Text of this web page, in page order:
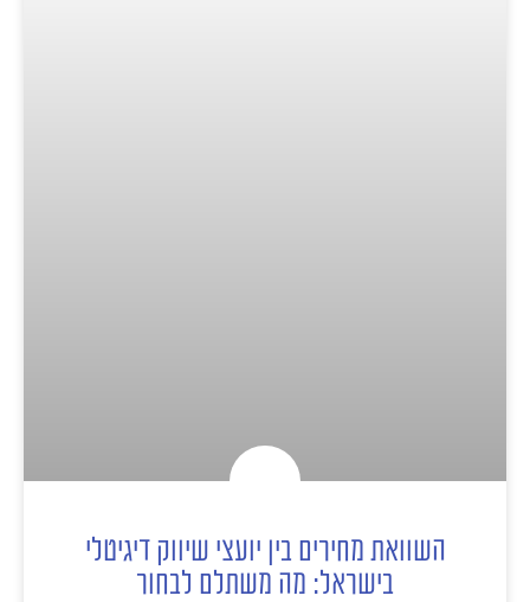
השוואת מחירים בין יועצי שיווק דיגיטלי
בישראל: מה משתלם לבחור